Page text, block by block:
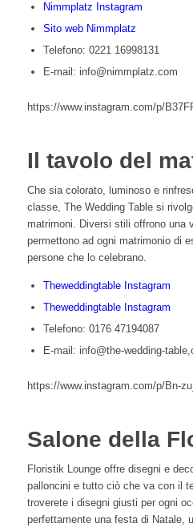
Nimmplatz Instagram
Sito web Nimmplatz
Telefono: 0221 16998131
E-mail: info@nimmplatz.com
https://www.instagram.com/p/
Il tavolo del
Che sia colorato, luminoso e
classe, The Wedding Table si
matrimoni. Diversi stili offrono una
permettono ad ogni matrimonio di
persone che lo celebrano.
Theweddingtable Instagram
Theweddingtable Instagram
Telefono: 0176 47194087
E-mail: info@the-wedding-
https://www.instagram.com/p/Bn-
Salone della
Floristik Lounge offre disegni e
palloncini e tutto ciò che va con il
troverete i disegni giusti per ogni
perfettamente una festa di Natale,